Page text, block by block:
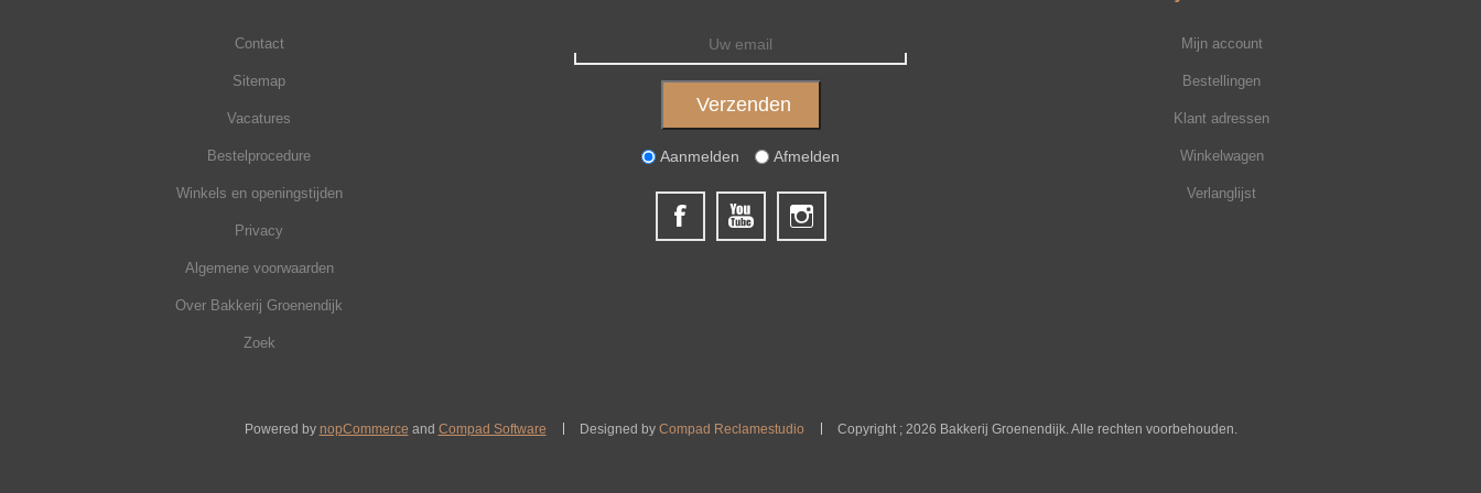
Contact
Sitemap
Vacatures
Bestelprocedure
Winkels en openingstijden
Privacy
Algemene voorwaarden
Over Bakkerij Groenendijk
Zoek
Aanmelden Afmelden
Mijn account
Bestellingen
Klant adressen
Winkelwagen
Verlanglijst
Powered by nopCommerce and Compad Software Designed by Compad Reclamestudio Copyright ; 2026 Bakkerij Groenendijk. Alle rechten voorbehouden.